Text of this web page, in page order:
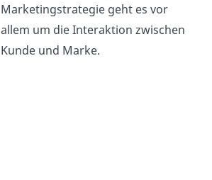
Marketingstrategie geht es vor
allem um die Interaktion zwischen
Kunde und Marke.